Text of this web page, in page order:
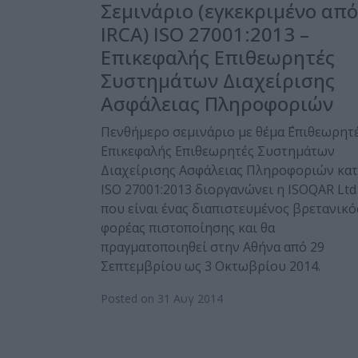
Σεμινάριο (εγκεκριμένο από
IRCA) ISO 27001:2013 –
Επικεφαλής Επιθεωρητές
Συστημάτων Διαχείρισης
Ασφάλειας Πληροφοριών
Πενθήμερο σεμινάριο με θέμα
Επικεφαλής Επιθεωρητές Συστημάτων
Διαχείρισης Ασφάλειας Πληροφοριών
ISO 27001:2013 διοργανώνει η ISOQAR Ltd
που είναι ένας διαπιστευμένος
φορέας πιστοποίησης και θα
πραγματοποιηθεί στην Αθήνα από 29
Σεπτεμβρίου ως 3 Οκτωβρίου 2014.
Posted on 31 Αυγ 2014